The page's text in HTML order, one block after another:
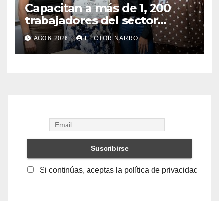
Capacitan a más de 1, 200
trabajadores del sector
hotelero en derechos
humanos y respeto laboral
en Los Cabos
AGO 6, 2026 HECTOR NARRO
Si continúas, aceptas la política de privacidad